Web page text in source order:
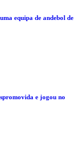
equipa de andebol de
e jogou no